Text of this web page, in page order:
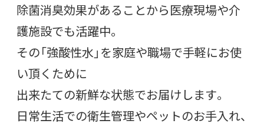
除菌消臭効果があることから医療現場や介
護施設でも活躍中。
その「強酸性水」を家庭や職場で手軽にお使
い頂くために
出来たての新鮮な状態でお届けします。
日常生活での衛生管理やペットのお手入れ、